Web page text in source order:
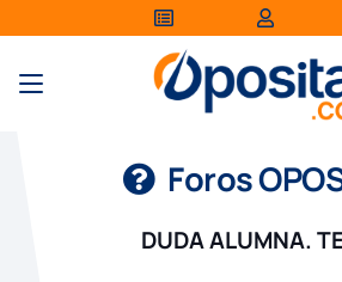
Foros
DUDA ALUMNA.